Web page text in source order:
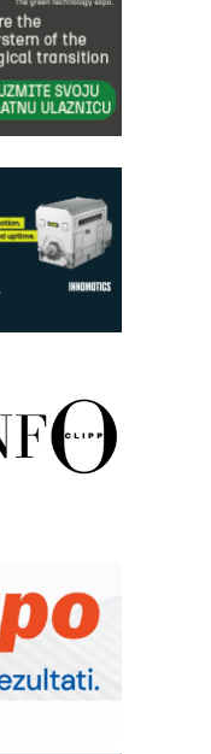
– Napredna
i
· Display
korist
40 godina